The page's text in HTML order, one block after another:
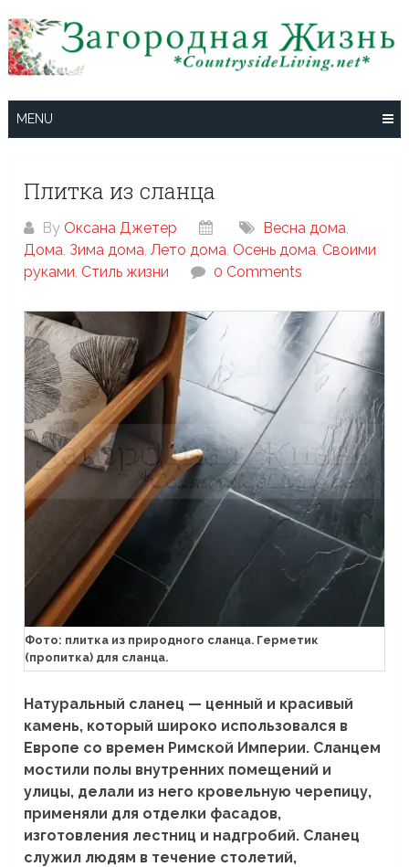
to
content
MENU
Плитка из сланца
By Оксана Джетер Весна дома,
Дома, Зима дома,Лето дома, Осень дома, Своими
руками, Стиль жизни 0 Comments
Фото: плитка из природного сланца. Герметик
(пропитка) для сланца.
Натуральный сланец — ценный и красивый
камень, который широко использовался в
Европе со времен Римской Империи. Сланцем
мостили полы внутренних помещений и
улицы, делали из него кровельную черепицу,
применяли для отделки фасадов,
изготовления лестниц и надгробий. Сланец
служил людям в течение столетий,